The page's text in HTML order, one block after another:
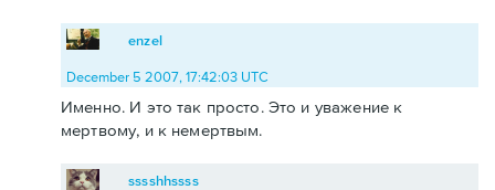
enzel
December 5 2007, 17:42:03 UTC
Именно. И это так просто. Это и уважение к
мертвому, и к немертвым.
sssshhssss